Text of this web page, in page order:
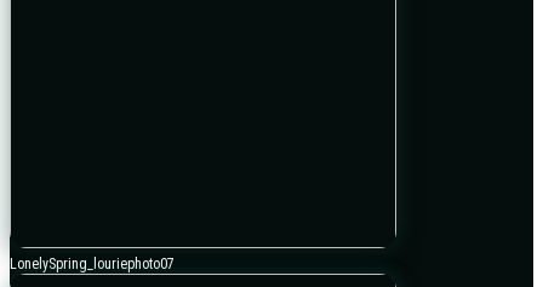
LonelySpring_louriephoto07